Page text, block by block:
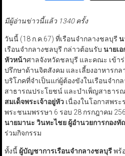
มีผู้อ่านข่าวนี้แล้ว 1340 ครั้ง
วันนี้ (18 ก.ค.67) ที่เรือนจำกลางชลบุรี น
เรือนจำกลางชลบุรี กล่าวต้อนรับ นายเ
หัวหน้าศาลจังหวัดชลบุรี และคณะ เข้า
ปรึกษาด้านจิตสังคม และเลี้ยงอาหารกล
บริโภคที่จำเป็นแก่ผู้ต้องขังในเรือนจำก
สาธารณประโยชน์ และบำเพ็ญสาธาร
สมเด็จพระเจ้าอยู่หัวเนื่องในโอกาสพร
พระชนมพรรษา 6 รอบ 28 กรกฎาคม
นายมานะ วินทะไชย ผู้อำนวยการกอ
ร่วมกิจกรรม
ทั้งนี้ ผู้บัญชาการเรือนจำกลางชลบุรีพร้